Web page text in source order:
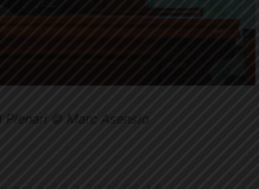
© Marc Asensio